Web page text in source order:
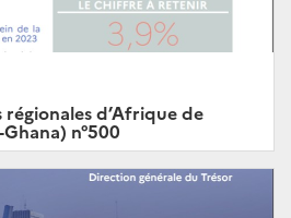
d’Afrique de
n°500